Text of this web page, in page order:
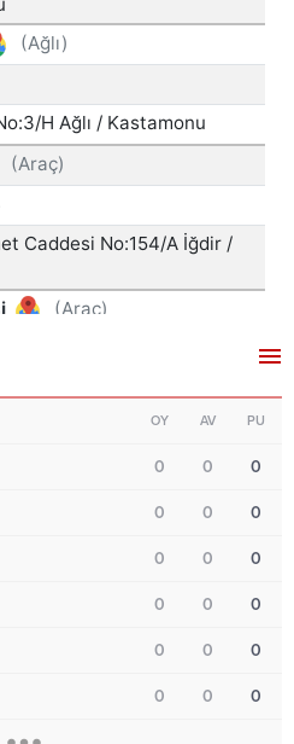
OY AV PU
0 0 0
0 0 0
0 0 0
0 0 0
0 0 0
0 0 0